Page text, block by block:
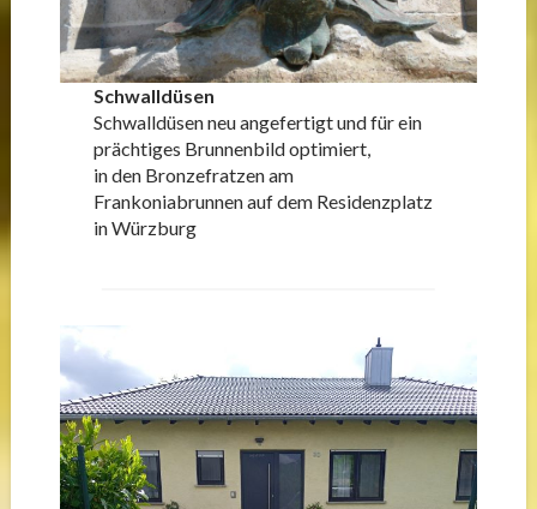
Schwalldüsen
Schwalldüsen neu angefertigt und für ein
prächtiges Brunnenbild optimiert,
in den Bronzefratzen am
Frankoniabrunnen auf dem Residenzplatz
in Würzburg